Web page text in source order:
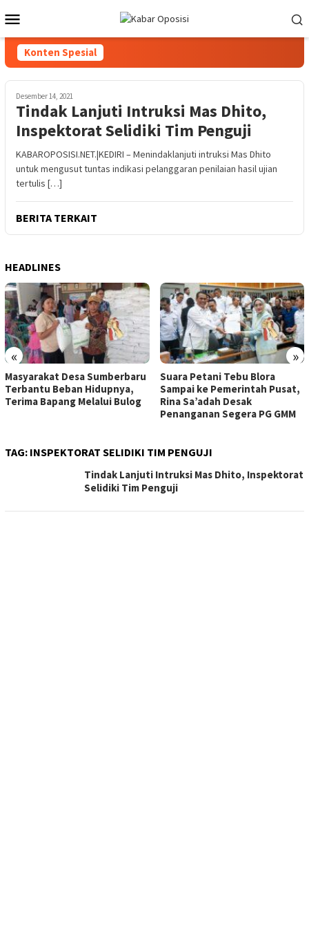
ke
kontenMobile
Konten Spesial
Desember 14, 2021
Tindak Lanjuti Intruksi Mas Dhito,
Inspektorat Selidiki Tim Penguji
KABAROPOSISI.NET.|KEDIRI – Menindaklanjuti intruksi Mas Dhito
untuk mengusut tuntas indikasi pelanggaran penilaian hasil ujian
tertulis […]
BERITA TERKAIT
HEADLINES
« »
Masyarakat Desa Sumberbaru
Terbantu Beban Hidupnya,
Terima Bapang Melalui Bulog
Suara Petani Tebu Blora
Sampai ke Pemerintah Pusat,
Rina Sa’adah Desak
Penanganan Segera PG GMM
TAG: INSPEKTORAT SELIDIKI TIM PENGUJI
Tindak Lanjuti Intruksi Mas Dhito, Inspektorat
Selidiki Tim Penguji